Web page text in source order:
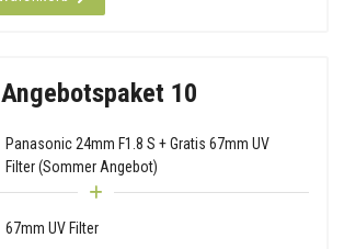
Angebotspaket 10
Panasonic 24mm F1.8 S + Gratis 67mm UV
Filter (Sommer Angebot)
67mm UV Filter